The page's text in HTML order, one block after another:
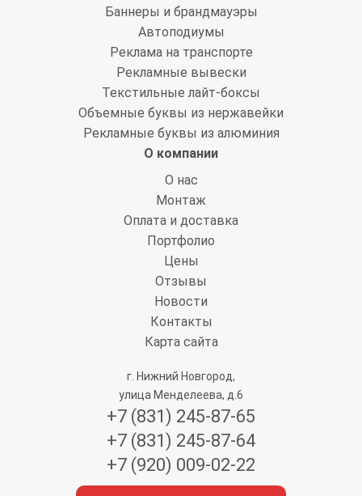
Баннеры и брандмауэры
Автоподиумы
Реклама на транспорте
Рекламные вывески
Текстильные лайт-боксы
Объемные буквы из нержавейки
Рекламные буквы из алюминия
О компании
О нас
Монтаж
Оплата и доставка
Портфолио
Цены
Отзывы
Новости
Контакты
Карта сайта
г. Нижний Новгород,
улица Менделеева, д.6
+7 (831) 245-87-65
+7 (831) 245-87-64
+7 (920) 009-02-22